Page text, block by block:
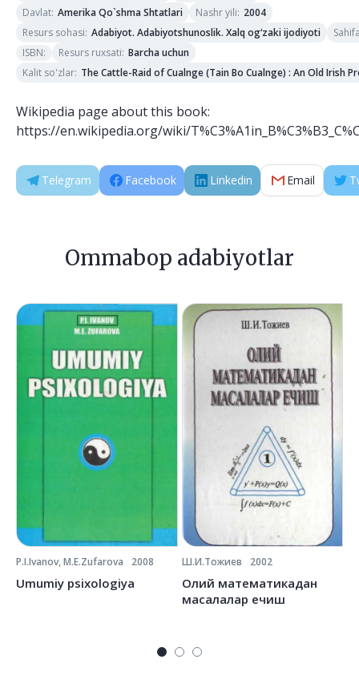
Davlat: Amerika Qo`shma Shtatlari Nashr yili: 2004
Resurs sohasi: Adabiyot. Adabiyotshunoslik. Xalq og‘zaki ijodiyoti
ISBN: Resurs ruxsati: Barcha uchun
Kalit so'zlar: The Cattle-Raid of Cualnge (Tain Bo Cualnge) : An Old Irish
Wikipedia page about this book:
https://en.wikipedia.org/wiki/
Telegram Facebook Linkedin Email
Ommabop adabiyotlar
P.I.Ivanov, M.E.Zufarova 2008
Umumiy psixologiya
Ш.И.Тожиев 2002
Олий математикадан
масалалар ечиш